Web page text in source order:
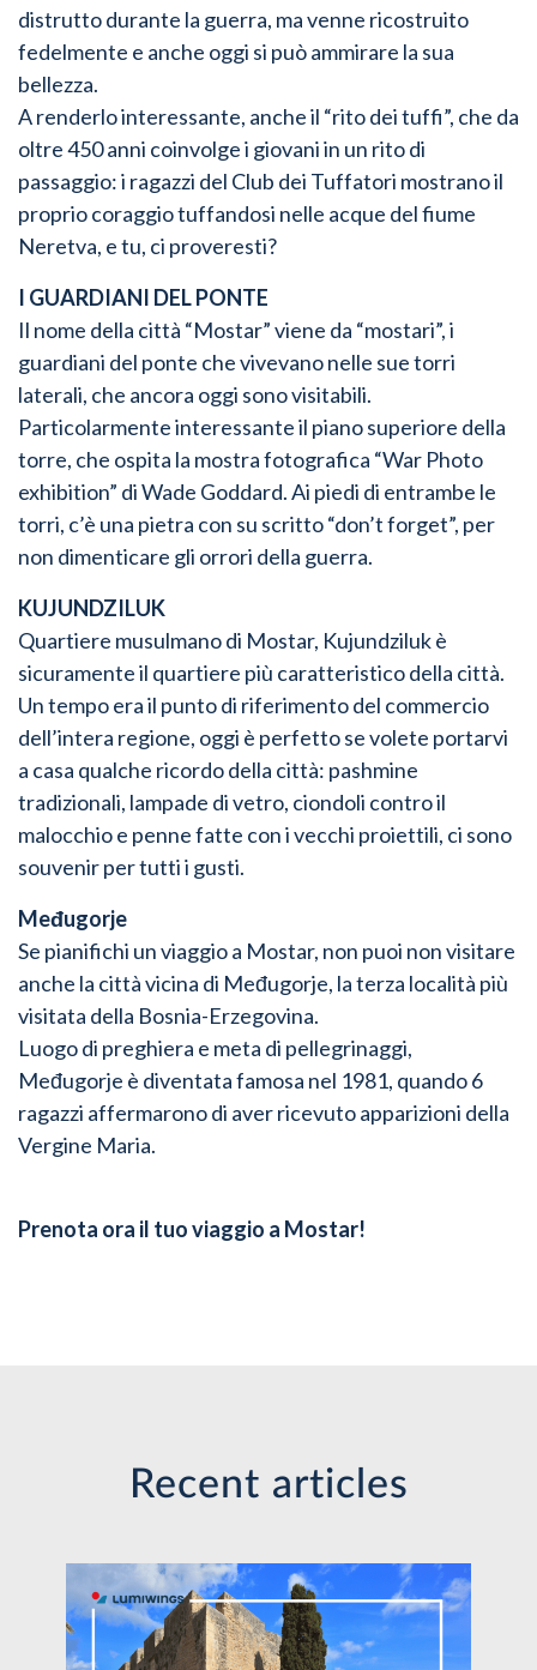
distrutto durante la guerra, ma venne ricostruito
fedelmente e anche oggi si può ammirare la sua
bellezza.
A renderlo interessante, anche il “rito dei tuffi”, che da
oltre 450 anni coinvolge i giovani in un rito di
passaggio: i ragazzi del Club dei Tuffatori mostrano il
proprio coraggio tuffandosi nelle acque del fiume
Neretva, e tu, ci proveresti?
I GUARDIANI DEL PONTE
Il nome della città “Mostar” viene da “mostari”, i
guardiani del ponte che vivevano nelle sue torri
laterali, che ancora oggi sono visitabili.
Particolarmente interessante il piano superiore della
torre, che ospita la mostra fotografica “War Photo
exhibition” di Wade Goddard. Ai piedi di entrambe le
torri, c’è una pietra con su scritto “don’t forget”, per
non dimenticare gli orrori della guerra.
KUJUNDZILUK
Quartiere musulmano di Mostar, Kujundziluk è
sicuramente il quartiere più caratteristico della città.
Un tempo era il punto di riferimento del commercio
dell’intera regione, oggi è perfetto se volete portarvi
a casa qualche ricordo della città: pashmine
tradizionali, lampade di vetro, ciondoli contro il
malocchio e penne fatte con i vecchi proiettili, ci sono
souvenir per tutti i gusti.
Međugorje
Se pianifichi un viaggio a Mostar, non puoi non visitare
anche la città vicina di Međugorje, la terza località più
visitata della Bosnia-Erzegovina.
Luogo di preghiera e meta di pellegrinaggi,
Međugorje è diventata famosa nel 1981, quando 6
ragazzi affermarono di aver ricevuto apparizioni della
Vergine Maria.
Prenota ora il tuo viaggio a Mostar!
Recent articles